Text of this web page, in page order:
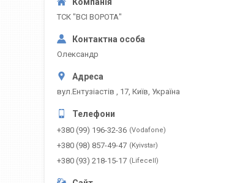
ТСК "ВСІ ВОРОТА"
Олександр
вул.Ентузіастів , 17, Київ, Україна
+380 (99) 196-32-36 Vodafone
+380 (98) 857-49-47 Kyivstar
+380 (93) 218-15-17 Lifecell